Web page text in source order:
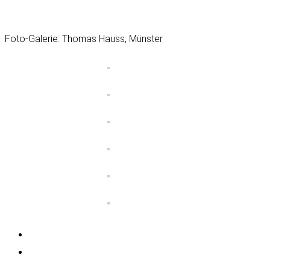
Foto-Galerie: Thomas Hauss, Münster